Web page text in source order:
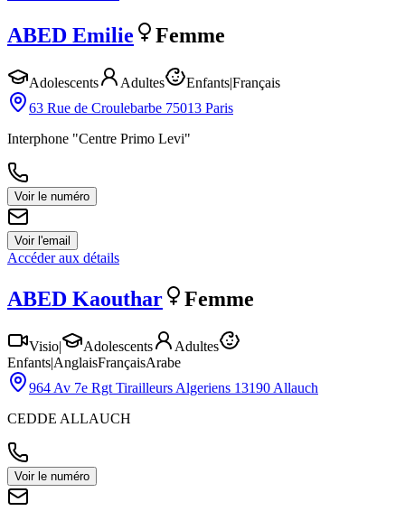
ABED Emilie Femme
Adolescents Adultes Enfants|Français
63 Rue de Croulebarbe 75013 Paris
Interphone "Centre Primo Levi"
Voir le numéro
Voir l'email
Accéder aux détails
ABED Kaouthar Femme
Visio| Adolescents
Adultes
Enfants|AnglaisFrançaisArabe
964 Av 7e Rgt Tirailleurs Algeriens 13190 Allauch
CEDDE ALLAUCH
Voir le numéro